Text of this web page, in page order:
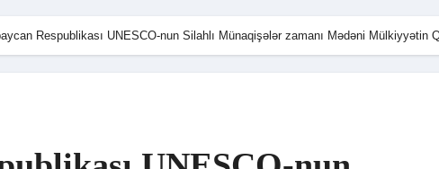
Respublikası UNESCO-nun Silahlı Münaqişələr zamanı Mədəni Mülkiyyətin